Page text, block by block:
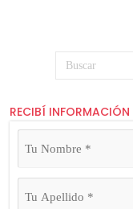
RECIBÍ INFORMACIÓN
Tu
Nombre
Tu
Apellido